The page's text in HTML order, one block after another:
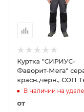
Куртка "СИРИУС-
Фаворит-Мега"
красн.,черн., СОП
Rodos
В наличии на
от